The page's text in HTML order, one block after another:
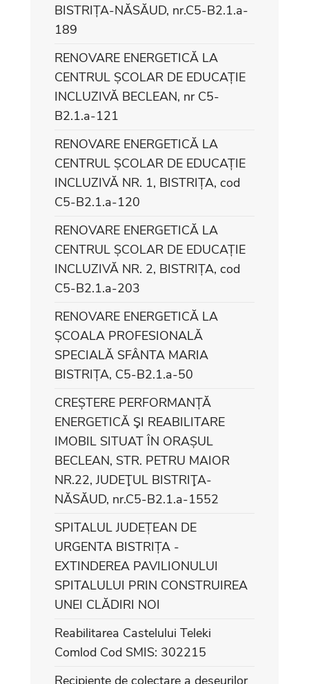
BISTRIȚA-NĂSĂUD, nr.C5-B2.1.a-
189
RENOVARE ENERGETICĂ LA
CENTRUL ȘCOLAR DE EDUCAȚIE
INCLUZIVĂ BECLEAN, nr C5-
B2.1.a-121
RENOVARE ENERGETICĂ LA
CENTRUL ȘCOLAR DE EDUCAȚIE
INCLUZIVĂ NR. 1, BISTRIȚA, cod
C5-B2.1.a-120
RENOVARE ENERGETICĂ LA
CENTRUL ȘCOLAR DE EDUCAȚIE
INCLUZIVĂ NR. 2, BISTRIȚA, cod
C5-B2.1.a-203
RENOVARE ENERGETICĂ LA
ȘCOALA PROFESIONALĂ
SPECIALĂ SFÂNTA MARIA
BISTRIȚA, C5-B2.1.a-50
CREȘTERE PERFORMANȚĂ
ENERGETICĂ ŞI REABILITARE
IMOBIL SITUAT ÎN ORAȘUL
BECLEAN, STR. PETRU MAIOR
NR.22, JUDEŢUL BISTRIŢA-
NĂSĂUD, nr.C5-B2.1.a-1552
SPITALUL JUDEȚEAN DE
URGENTA BISTRIȚA -
EXTINDEREA PAVILIONULUI
SPITALULUI PRIN CONSTRUIREA
UNEI CLĂDIRI NOI
Reabilitarea Castelului Teleki
Comlod Cod SMIS: 302215
Recipiente de colectare a deseurilor